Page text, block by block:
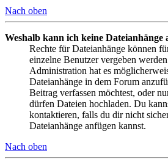
Nach oben
Weshalb kann ich keine Dateianhänge
Rechte für Dateianhänge können
einzelne Benutzer vergeben
Administration hat es
Dateianhänge in dem Forum
Beitrag verfassen möchtest, oder
dürfen Dateien hochladen. Du
kontaktieren, falls du dir nicht
Dateianhänge anfügen kannst.
Nach oben